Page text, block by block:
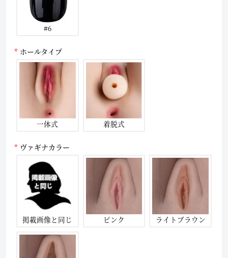
#6
ホールタイプ
一体式 着脱式
ヴァギナカラー
掲載画像と同じ ピンク ライトブラウン